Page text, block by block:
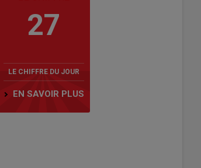
27
LE CHIFFRE DU JOUR
EN SAVOIR PLUS